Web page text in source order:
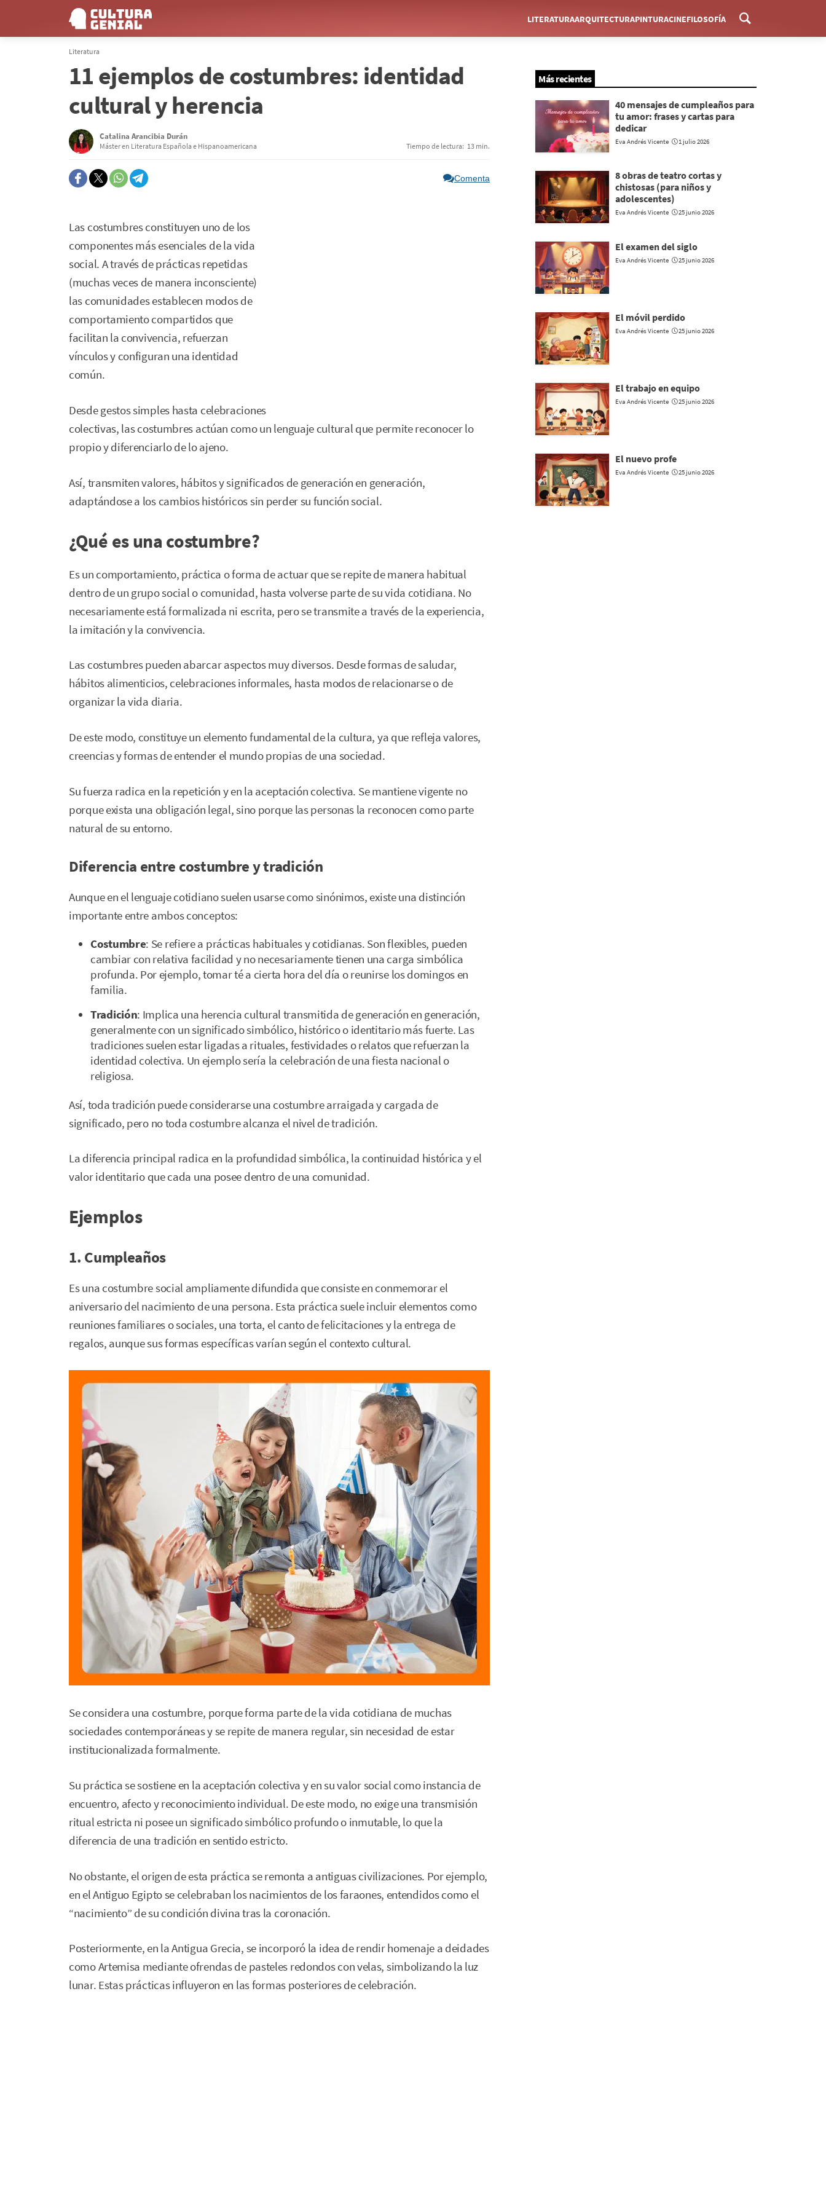
Menú
LITERATURAARQUITECTURAPINTURACINEFILOSOFÍA
Literatura
11 ejemplos de costumbres: identidad
cultural y herencia
Catalina Arancibia Durán
Máster en Literatura Española e Hispanoamericana Tiempo de lectura: 13 min.
Comenta
Las costumbres constituyen uno de los
componentes más esenciales de la vida
social. A través de prácticas repetidas
(muchas veces de manera inconsciente)
las comunidades establecen modos de
comportamiento compartidos que
facilitan la convivencia, refuerzan
vínculos y configuran una identidad
común.
Desde gestos simples hasta celebraciones
colectivas, las costumbres actúan como un lenguaje cultural que permite reconocer lo
propio y diferenciarlo de lo ajeno.
Así, transmiten valores, hábitos y significados de generación en generación,
adaptándose a los cambios históricos sin perder su función social.
¿Qué es una costumbre?
Es un comportamiento, práctica o forma de actuar que se repite de manera habitual
dentro de un grupo social o comunidad, hasta volverse parte de su vida cotidiana. No
necesariamente está formalizada ni escrita, pero se transmite a través de la experiencia,
la imitación y la convivencia.
Las costumbres pueden abarcar aspectos muy diversos. Desde formas de saludar,
hábitos alimenticios, celebraciones informales, hasta modos de relacionarse o de
organizar la vida diaria.
De este modo, constituye un elemento fundamental de la cultura, ya que refleja valores,
creencias y formas de entender el mundo propias de una sociedad.
Su fuerza radica en la repetición y en la aceptación colectiva. Se mantiene vigente no
porque exista una obligación legal, sino porque las personas la reconocen como parte
natural de su entorno.
Diferencia entre costumbre y tradición
Aunque en el lenguaje cotidiano suelen usarse como sinónimos, existe una distinción
importante entre ambos conceptos:
Costumbre: Se refiere a prácticas habituales y cotidianas. Son flexibles, pueden
cambiar con relativa facilidad y no necesariamente tienen una carga simbólica
profunda. Por ejemplo, tomar té a cierta hora del día o reunirse los domingos en
familia.
Tradición: Implica una herencia cultural transmitida de generación en generación,
generalmente con un significado simbólico, histórico o identitario más fuerte. Las
tradiciones suelen estar ligadas a rituales, festividades o relatos que refuerzan la
identidad colectiva. Un ejemplo sería la celebración de una fiesta nacional o
religiosa.
Así, toda tradición puede considerarse una costumbre arraigada y cargada de
significado, pero no toda costumbre alcanza el nivel de tradición.
La diferencia principal radica en la profundidad simbólica, la continuidad histórica y el
valor identitario que cada una posee dentro de una comunidad.
Ejemplos
1. Cumpleaños
Es una costumbre social ampliamente difundida que consiste en conmemorar el
aniversario del nacimiento de una persona. Esta práctica suele incluir elementos como
reuniones familiares o sociales, una torta, el canto de felicitaciones y la entrega de
regalos, aunque sus formas específicas varían según el contexto cultural.
Se considera una costumbre, porque forma parte de la vida cotidiana de muchas
sociedades contemporáneas y se repite de manera regular, sin necesidad de estar
institucionalizada formalmente.
Su práctica se sostiene en la aceptación colectiva y en su valor social como instancia de
encuentro, afecto y reconocimiento individual. De este modo, no exige una transmisión
ritual estricta ni posee un significado simbólico profundo o inmutable, lo que la
diferencia de una tradición en sentido estricto.
No obstante, el origen de esta práctica se remonta a antiguas civilizaciones. Por ejemplo,
en el Antiguo Egipto se celebraban los nacimientos de los faraones, entendidos como el
“nacimiento” de su condición divina tras la coronación.
Posteriormente, en la Antigua Grecia, se incorporó la idea de rendir homenaje a deidades
como Artemisa mediante ofrendas de pasteles redondos con velas, simbolizando la luz
lunar. Estas prácticas influyeron en las formas posteriores de celebración.
Más recientes
40 mensajes de cumpleaños para
tu amor: frases y cartas para
dedicar
Eva Andrés Vicente 1 julio 2026
8 obras de teatro cortas y
chistosas (para niños y
adolescentes)
Eva Andrés Vicente 25 junio 2026
El examen del siglo
Eva Andrés Vicente 25 junio 2026
El móvil perdido
Eva Andrés Vicente 25 junio 2026
El trabajo en equipo
Eva Andrés Vicente 25 junio 2026
El nuevo profe
Eva Andrés Vicente 25 junio 2026